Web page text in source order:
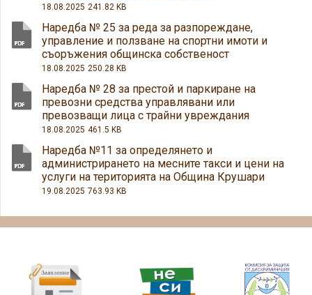
18.08.2025 241.82 KB
Наредба № 25 за реда за разпореждане,
управление и ползване на спортни имоти и
съоръжения общинска собственост
18.08.2025 250.28 KB
Наредба № 28 за престой и паркиране на
превозни средства управлявани или
превозващи лица с трайни увреждания
18.08.2025 461.5 KB
Наредба №11 за определянето и
администрирането на месните такси и цени на
услуги на територията на Община Крушари
19.08.2025 763.93 KB